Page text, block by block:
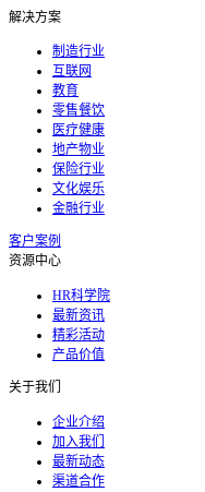
解决方案
制造行业
互联网
教育
零售餐饮
医疗健康
地产物业
保险行业
文化娱乐
金融行业
客户案例
资源中心
HR科学院
最新资讯
精彩活动
产品价值
关于我们
企业介绍
加入我们
最新动态
渠道合作